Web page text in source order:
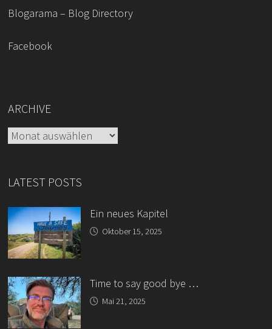
Blogarama – Blog Directory
Facebook
ARCHIVE
Archive
LATEST POSTS
Ein neues Kapitel
Oktober 15, 2025
Time to say good bye …
Mai 21, 2025